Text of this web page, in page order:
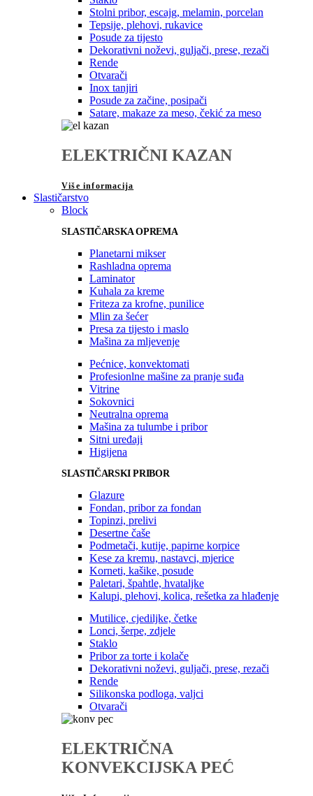
Stolni pribor, escajg, melamin, porcelan
Tepsije, plehovi, rukavice
Posude za tijesto
Dekorativni noževi, guljači, prese, rezači
Rende
Otvarači
Inox tanjiri
Posude za začine, posipači
Satare, makaze za meso, čekić za meso
ELEKTRIČNI KAZAN
Više informacija
Slastičarstvo
Block
SLASTIČARSKA OPREMA
Planetarni mikser
Rashladna oprema
Laminator
Kuhala za kreme
Friteza za krofne, punilice
Mlin za šećer
Presa za tijesto i maslo
Mašina za mljevenje
Pećnice, konvektomati
Profesionlne mašine za pranje suđa
Vitrine
Sokovnici
Neutralna oprema
Mašina za tulumbe i pribor
Sitni uređaji
Higijena
SLASTIČARSKI PRIBOR
Glazure
Fondan, pribor za fondan
Topinzi, prelivi
Desertne čaše
Podmetači, kutije, papirne korpice
Kese za kremu, nastavci, mjerice
Korneti, kašike, posude
Paletari, špahtle, hvataljke
Kalupi, plehovi, kolica, rešetka za hlađenje
Mutilice, cjediljke, četke
Lonci, šerpe, zdjele
Staklo
Pribor za torte i kolače
Dekorativni noževi, guljači, prese, rezači
Rende
Silikonska podloga, valjci
Otvarači
ELEKTRIČNA
KONVEKCIJSKA PEĆ